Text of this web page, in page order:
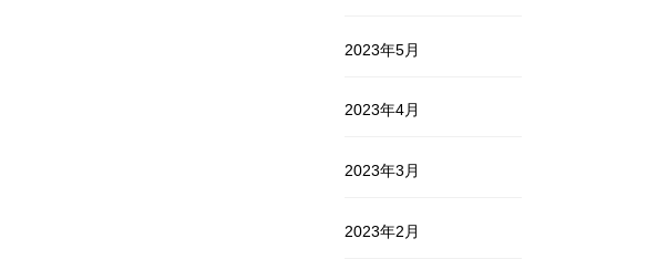
2023年5月
2023年4月
2023年3月
2023年2月